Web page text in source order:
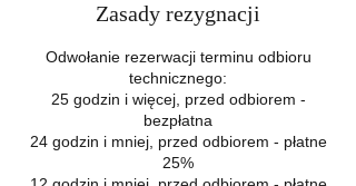
Zasady rezygnacji
Odwołanie rezerwacji terminu odbioru
technicznego:
25 godzin i więcej, przed odbiorem -
bezpłatna
24 godzin i mniej, przed odbiorem - płatne
25%